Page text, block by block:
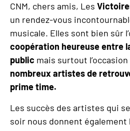
CNM, chers amis, Les
un rendez-vous
musicale. Elles sont bien sûr
coopération heureuse entre
public mais surtout
nombreux artistes de
prime time.
Les succès des artistes qui
soir nous donnent également